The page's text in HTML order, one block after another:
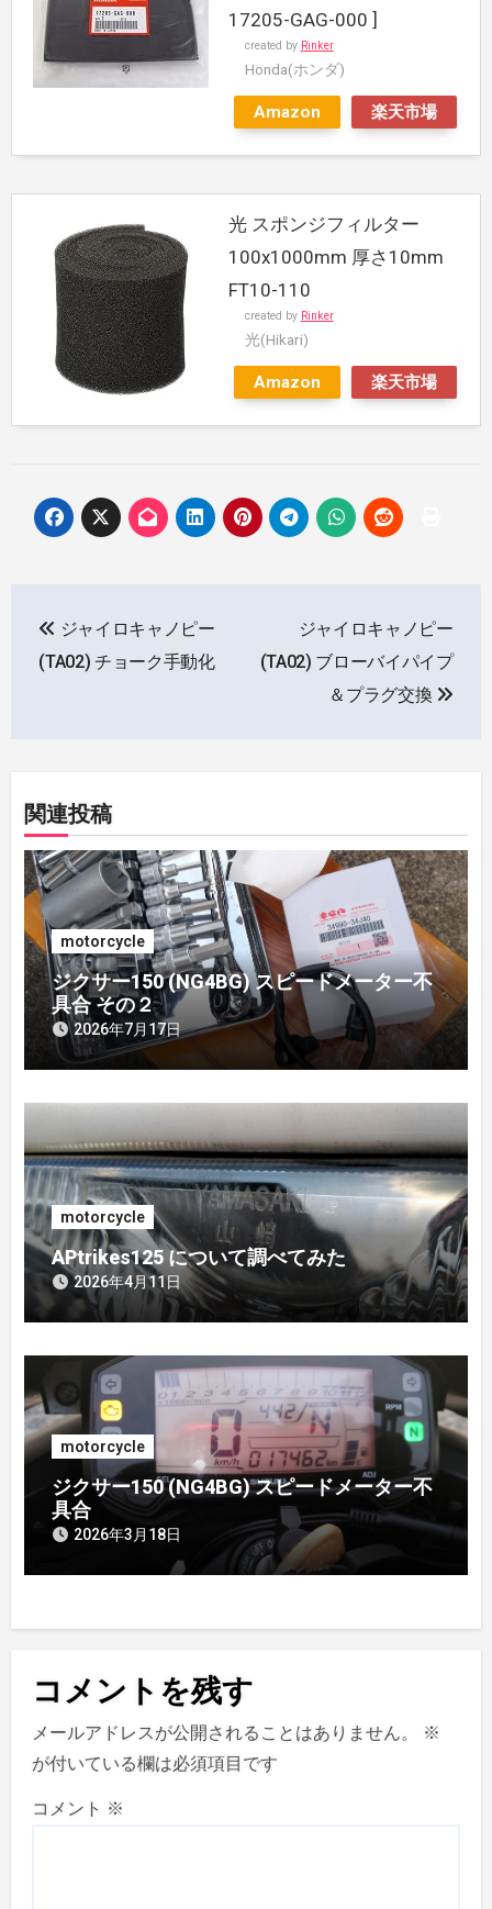
17205-GAG-000 ]
created by Rinker
Honda(ホンダ)
Amazon 楽天市場
光 スポンジフィルター
100x1000mm 厚さ10mm
FT10-110
created by Rinker
光(Hikari)
Amazon 楽天市場
稿
ー
シ
ョ
ン
ジャイロキャノピー
(TA02) チョーク手動化
ジャイロキャノピー
(TA02) ブローバイパイプ
＆プラグ交換
関連投稿
motorcycle
ジクサー150 (NG4BG) スピードメーター不
具合 その２
2026年7月17日
motorcycle
APtrikes125 について調べてみた
2026年4月11日
motorcycle
ジクサー150 (NG4BG) スピードメーター不
具合
2026年3月18日
コメントを残す
メールアドレスが公開されることはありません。
※
が付いている欄は必須項目です
コメント ※